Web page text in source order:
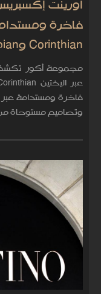
أورينت
فاخرة
Corinthian وOlympian
مجموعة أكور
فاخرة ومستدامة
وتصاميم مستوحاة